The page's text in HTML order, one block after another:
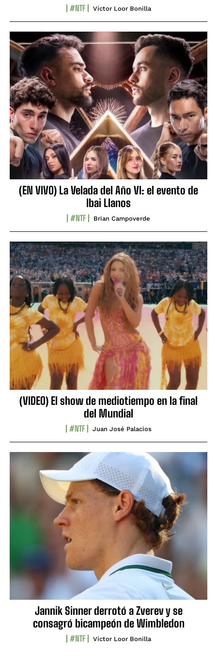
#NTF Víctor Loor Bonilla
(EN VIVO) La Velada del Año VI: el evento de
Ibai Llanos
#NTF Brian Campoverde
(VIDEO) El show de mediotiempo en la final
del Mundial
#NTF Juan José Palacios
Jannik Sinner derrotó a Zverev y se
consagró bicampeón de Wimbledon
#NTF Víctor Loor Bonilla